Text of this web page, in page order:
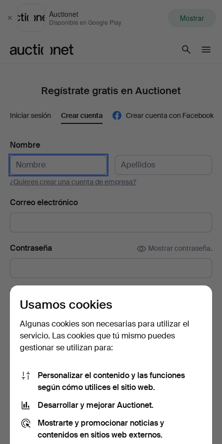
Cerrar
Auctionet
Disponible en Google Play Mostrar
Regístrate gratis en Auctionet
Iniciar sesión Crear cuenta Crear cuenta con Facebook
Nombre
¿Quieres crear una cuenta de empresa?
Correo electrónico
Contraseña Mostrar contraseña.
En ella encontrarás consejos de nuestros expertos, lotes
seleccionados e inspiración. Y si cambias de opinión, puedes
darte de baja muy fácilmente.
Soy mayor de 18 años y acepto los
de privacidad.
Crear cuenta
Usamos cookies
Algunas cookies son necesarias para utilizar el
servicio. Las cookies que tú mismo puedes
gestionar se utilizan para:
Personalizar el contenido y las funciones
según cómo utilices el sitio web.
Desarrollar y mejorar Auctionet.
Mostrarte y promocionar noticias y
contenidos en sitios web externos.